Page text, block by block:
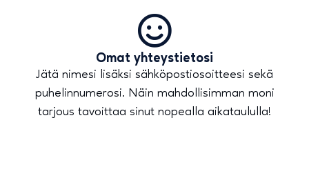
Omat yhteystietosi
Jätä nimesi lisäksi sähköpostiosoitteesi sekä
puhelinnumerosi. Näin mahdollisimman moni
tarjous tavoittaa sinut nopealla aikataululla!